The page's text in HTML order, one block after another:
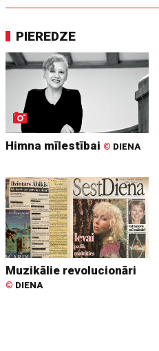
PIEREDZE
Himna mīlestībai © DIENA
Muzikālie revolucionāri
© DIENA